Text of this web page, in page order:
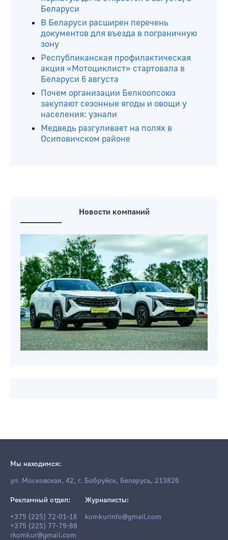
Беларуси
В Беларуси расширен перечень
документов для въезда в пограничную
зону
Республиканская профилактическая
акция «Мотоциклист» стартовала в
Беларуси 6 августа
Почем организации Белкоопсоюз
закупают сезонные ягоды и овощи у
населения: узнали
Медведь разгуливает на полях в
Осиповичском районе
Новости компаний
Мы находимся:
ул. Московская, 42, г. Бобруйск, Беларусь, 213826
Рекламный отдел:
+375 (225) 72-01-16
+375 (225) 77-79-88
rkomkur@gmail.com
Журналисты:
komkurinfo@gmail.com